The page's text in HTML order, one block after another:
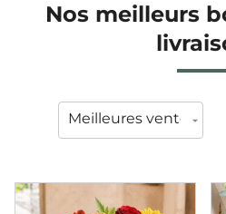
Nos meilleurs